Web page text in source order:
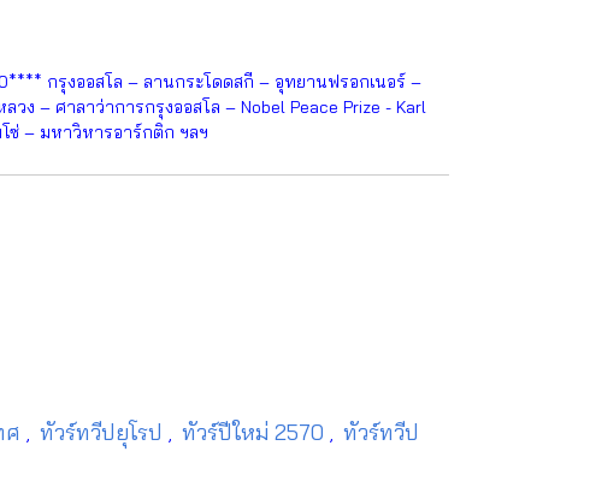
กรุงออสโล – ลานกระโดดสกี – อุทยานฟรอกเนอร์ –
ง – ศาลาว่าการกรุงออสโล – Nobel Peace Prize - Karl
ซ่ – มหาวิหารอาร์กติก ฯลฯ
ศ ทัวร์ทวีปยุโรป ทัวร์ปีใหม่ 2570
ทัวร์ทวีป